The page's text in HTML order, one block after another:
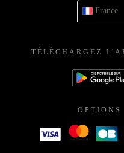
France
TÉLÉCHARGEZ
OPTIONS